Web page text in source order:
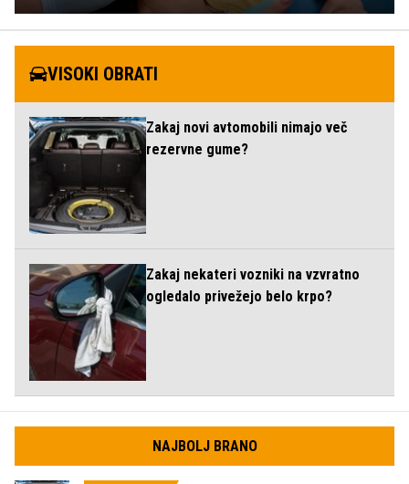
VISOKI OBRATI
Zakaj novi avtomobili nimajo več
rezervne gume?
Zakaj nekateri vozniki na vzvratno
ogledalo privežejo belo krpo?
NAJBOLJ BRANO